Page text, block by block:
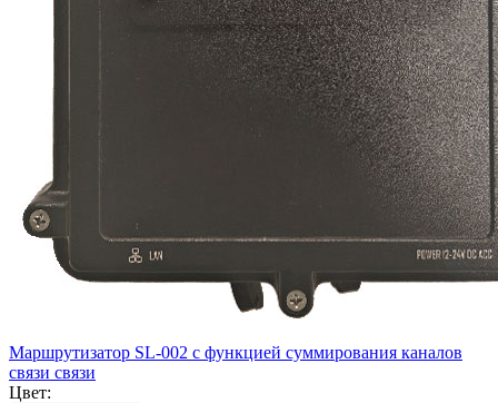
Маршрутизатор SL-002 с функцией суммирования каналов
связи связи
Цвет: